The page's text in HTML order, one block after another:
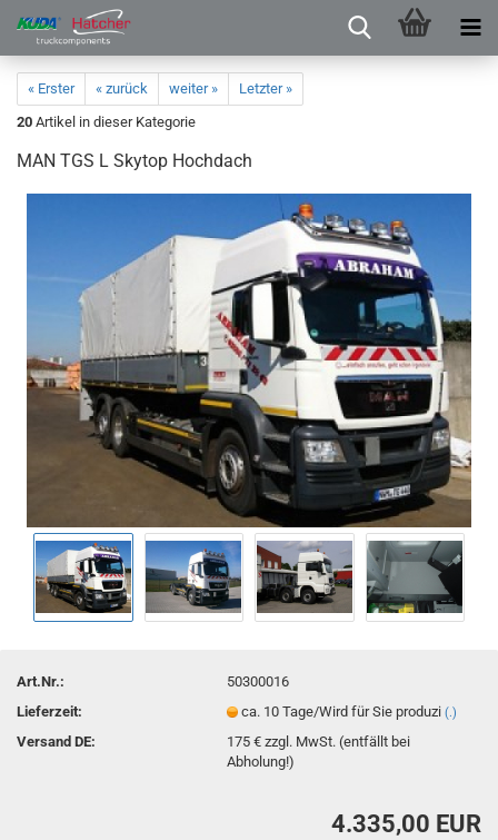
« Erster « zurück weiter »
Letzter »
20 Artikel in dieser Kategorie
MAN TGS L Skytop Hochdach
Art.Nr.:
50300016
Lieferzeit:
ca. 10 Tage/Wird für Sie produzi(.)
Versand DE:
175 € zzgl. MwSt. (entfällt bei
Abholung!)
4.335,00 EUR